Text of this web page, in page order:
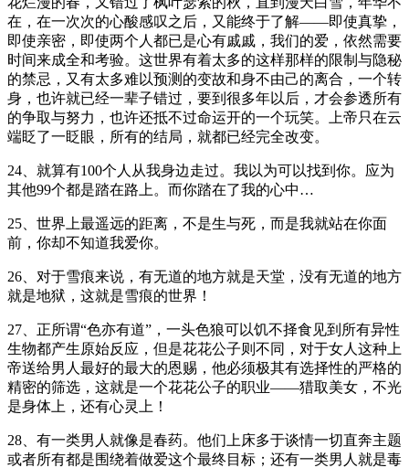
在，在一次次的心酸感叹之后，又能终于了解——即使真挚，
即使亲密，即使两个人都已是心有戚戚，我们的爱，依然需要
时间来成全和考验。这世界有着太多的这样那样的限制与隐秘
的禁忌，又有太多难以预测的变故和身不由己的离合，一个转
身，也许就已经一辈子错过，要到很多年以后，才会参透所有
的争取与努力，也许还抵不过命运开的一个玩笑。上帝只在云
端眨了一眨眼，所有的结局，就都已经完全改变。
24、就算有100个人从我身边走过。我以为可以找到你。应为
其他99个都是踏在路上。而你踏在了我的心中…
25、世界上最遥远的距离，不是生与死，而是我就站在你面
前，你却不知道我爱你。
26、对于雪痕来说，有无道的地方就是天堂，没有无道的地方
就是地狱，这就是雪痕的世界！
27、正所谓“色亦有道”，一头色狼可以饥不择食见到所有异性
生物都产生原始反应，但是花花公子则不同，对于女人这种上
帝送给男人最好的最大的恩赐，他必须极其有选择性的严格的
精密的筛选，这就是一个花花公子的职业——猎取美女，不光
是身体上，还有心灵上！
28、有一类男人就像是春药。他们上床多于谈情一切直奔主题
或者所有都是围绕着做爱这个最终目标；还有一类男人就是毒